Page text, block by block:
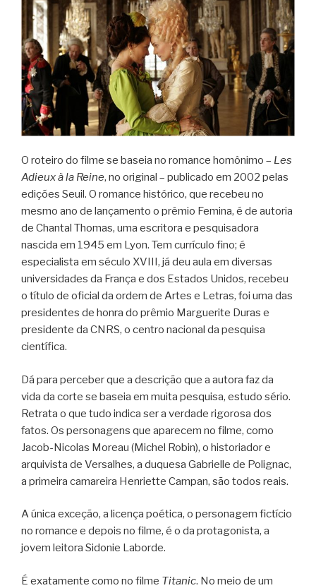
O roteiro do filme se baseia no romance homônimo – Les
Adieux à la Reine, no original – publicado em 2002 pelas
edições Seuil. O romance histórico, que recebeu no
mesmo ano de lançamento o prêmio Femina, é de autoria
de Chantal Thomas, uma escritora e pesquisadora
nascida em 1945 em Lyon. Tem currículo fino; é
especialista em século XVIII, já deu aula em diversas
universidades da França e dos Estados Unidos, recebeu
o título de oficial da ordem de Artes e Letras, foi uma das
presidentes de honra do prêmio Marguerite Duras e
presidente da CNRS, o centro nacional da pesquisa
científica.
Dá para perceber que a descrição que a autora faz da
vida da corte se baseia em muita pesquisa, estudo sério.
Retrata o que tudo indica ser a verdade rigorosa dos
fatos. Os personagens que aparecem no filme, como
Jacob-Nicolas Moreau (Michel Robin), o historiador e
arquivista de Versalhes, a duquesa Gabrielle de Polignac,
a primeira camareira Henriette Campan, são todos reais.
A única exceção, a licença poética, o personagem fictício
no romance e depois no filme, é o da protagonista, a
jovem leitora Sidonie Laborde.
É exatamente como no filme Titanic. No meio de um